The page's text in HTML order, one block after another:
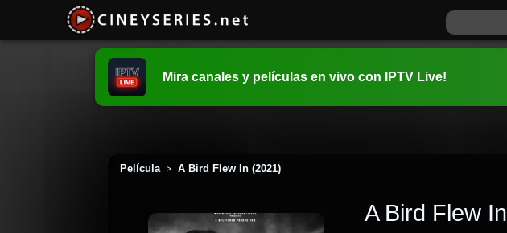
Mira canales y películas en vivo con IPTV Live!
Película > A Bird Flew In (2021)
A Bird Flew In